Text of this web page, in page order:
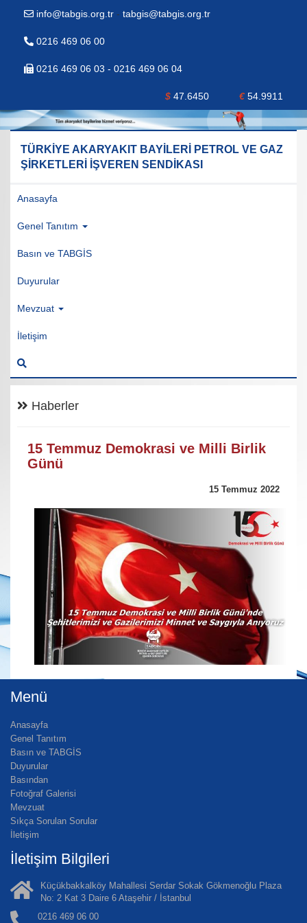
info@tabgis.org.tr - tabgis@tabgis.org.tr
0216 469 06 00
0216 469 06 03 - 0216 469 06 04
$ 47.6450 €54.9911
TÜRKİYE AKARYAKIT BAYİLERİ PETROL VE GAZ
ŞİRKETLERİ İŞVEREN SENDİKASI
Anasayfa
Genel Tanıtım
Basın ve TABGİS
Duyurular
Mevzuat
İletişim
Haberler
15 Temmuz Demokrasi ve Milli Birlik
Günü
15 Temmuz 2022
Menü
Anasayfa
Genel Tanıtım
Basın ve TABGİS
Duyurular
Basından
Fotoğraf Galerisi
Mevzuat
Sıkça Sorulan Sorular
İletişim
İletişim Bilgileri
Küçükbakkalköy Mahallesi Serdar Sokak Gökmenoğlu Plaza
No: 2 Kat 3 Daire 6 Ataşehir / İstanbul
0216 469 06 00